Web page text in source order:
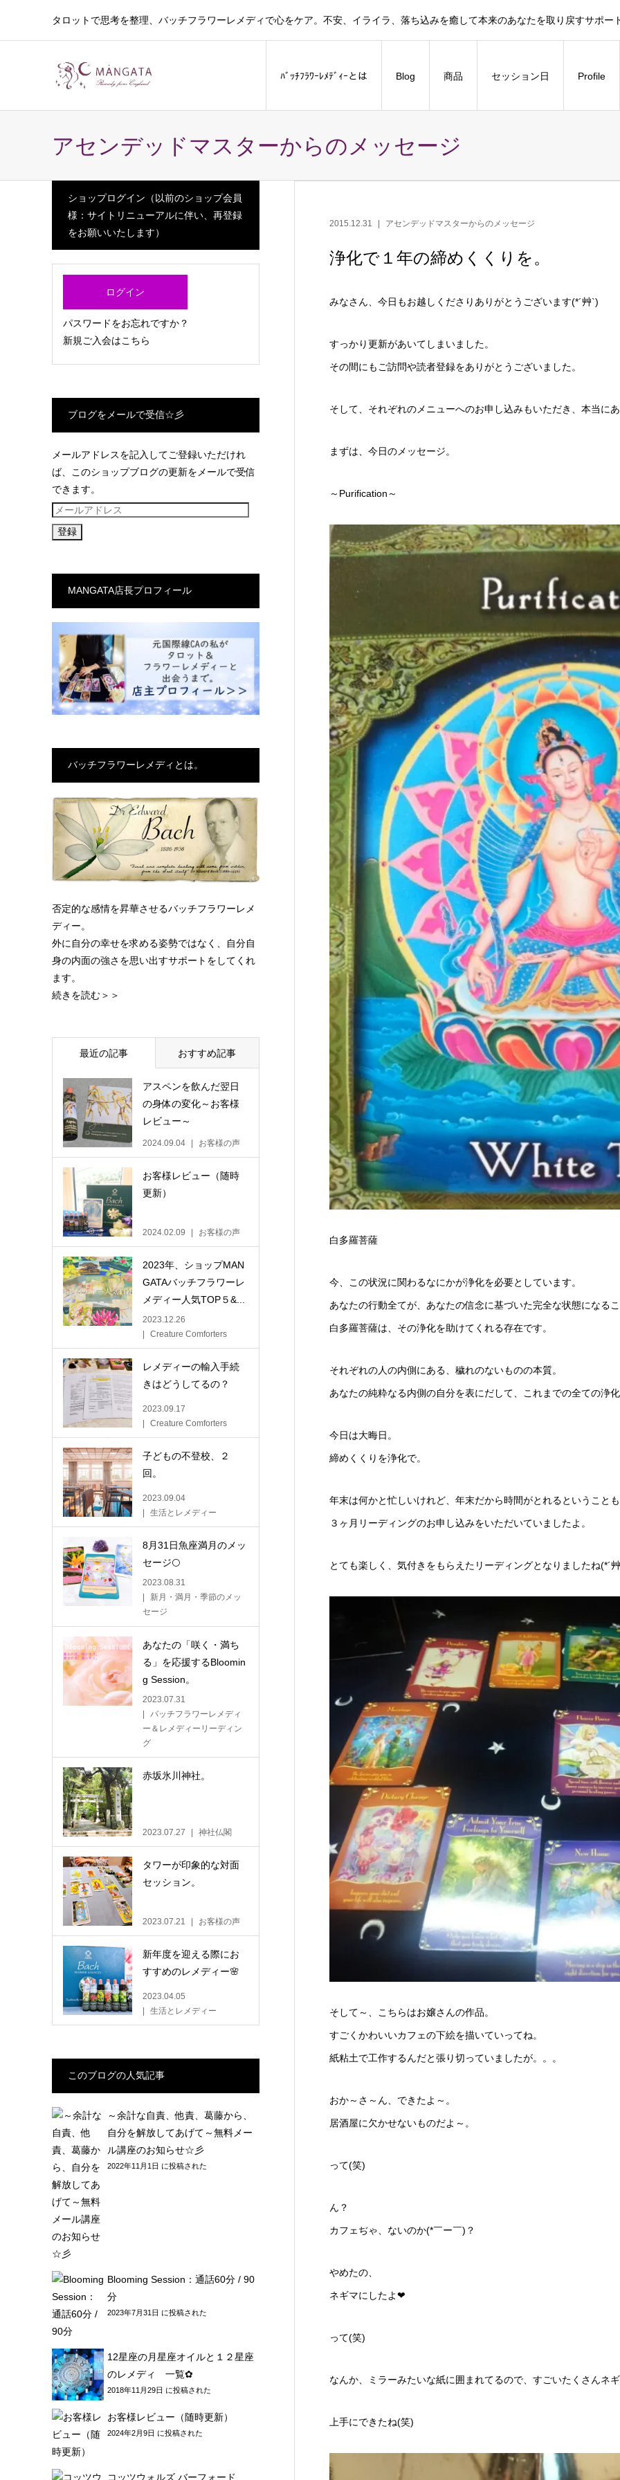
タロットで思考を整理、バッチフラワーレメディで心をケア。不安、イライラ、落ち込みを癒して本来のあなたを取り戻すサポー
ﾊﾞｯﾁﾌﾗﾜｰﾚﾒﾃﾞｨｰとは Blog 商品 セッション日 Profile
アセンデッドマスターからのメッセージ
2015.12.31 アセンデッドマスターからのメッセージ
浄化で１年の締めくくりを。
みなさん、今日もお越しくださりありがとうございます(*´艸`)
すっかり更新があいてしまいました。
その間にもご訪問や読者登録をありがとうございました。
そして、それぞれのメニューへのお申し込みもいただき、本当に
まずは、今日のメッセージ。
～Purification～
白多羅菩薩
今、この状況に関わるなにかが浄化を必要としています。
あなたの行動全てが、あなたの信念に基づいた完全な状態になる
白多羅菩薩は、その浄化を助けてくれる存在です。
それぞれの人の内側にある、穢れのないものの本質。
あなたの純粋なる内側の自分を表にだして、これまでの全ての浄
今日は大晦日。
締めくくりを浄化で。
年末は何かと忙しいけれど、年末だから時間がとれるということ
３ヶ月リーディングのお申し込みをいただいていましたよ。
とても楽しく、気付きをもらえたリーディングとなりましたね(*´
そして～、こちらはお嬢さんの作品。
すごくかわいいカフェの下絵を描いていってね。
紙粘土で工作するんだと張り切っていましたが。。。
おか～さ～ん、できたよ～。
居酒屋に欠かせないものだよ～。
って(笑)
ん？
カフェぢゃ、ないのか(*￣ー￣)？
やめたの、
ネギマにしたよ❤
って(笑)
なんか、ミラーみたいな紙に囲まれてるので、すごいたくさんネ
上手にできたね(笑)
ショップログイン（以前のショップ会員
様：サイトリニューアルに伴い、再登録
をお願いいたします）
ログイン
パスワードをお忘れですか？
新規ご入会はこちら
ブログをメールで受信☆彡
メールアドレスを記入してご登録いただけれ
ば、このショップブログの更新をメールで受信
できます。
メ
ー
MANGATA店長プロフィール
バッチフラワーレメディとは。
否定的な感情を昇華させるバッチフラワーレメ
ディー。
外に自分の幸せを求める姿勢ではなく、自分自
身の内面の強さを思い出すサポートをしてくれ
ます。
続きを読む＞＞
最近の記事 おすすめ記事
アスペンを飲んだ翌日
の身体の変化～お客様
レビュー～
2024.09.04 お客様の声
お客様レビュー（随時
更新）
2024.02.09 お客様の声
2023年、ショップMAN
GATAバッチフラワーレ
メディー人気TOP５&...
2023.12.26
Creature Comforters
レメディーの輸入手続
きはどうしてるの？
2023.09.17
Creature Comforters
子どもの不登校、２
回。
2023.09.04
生活とレメディー
8月31日魚座満月のメッ
セージ🌕
2023.08.31
新月・満月・季節のメッ
セージ
あなたの「咲く・満ち
る」を応援するBloomin
g Session。
2023.07.31
バッチフラワーレメディ
ー＆レメディーリーディン
グ
赤坂氷川神社。
2023.07.27 神社仏閣
タワーが印象的な対面
セッション。
2023.07.21 お客様の声
新年度を迎える際にお
すすめのレメディー🌸
2023.04.05
生活とレメディー
このブログの人気記事
～余計な自責、他責、葛藤から、
自分を解放してあげて～無料メー
ル講座のお知らせ☆彡
2022年11月1日 に投稿された
Blooming Session：通話60分 / 90
分
2023年7月31日 に投稿された
12星座の月星座オイルと１２星座
のレメディ 一覧✿
2018年11月29日 に投稿された
お客様レビュー（随時更新）
2024年2月9日 に投稿された
コッツウォルズ バーフォード